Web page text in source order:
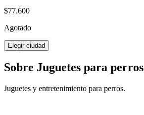
$77.600
Agotado
Elegir ciudad
Sobre Juguetes para perros
Juguetes y entretenimiento para perros.